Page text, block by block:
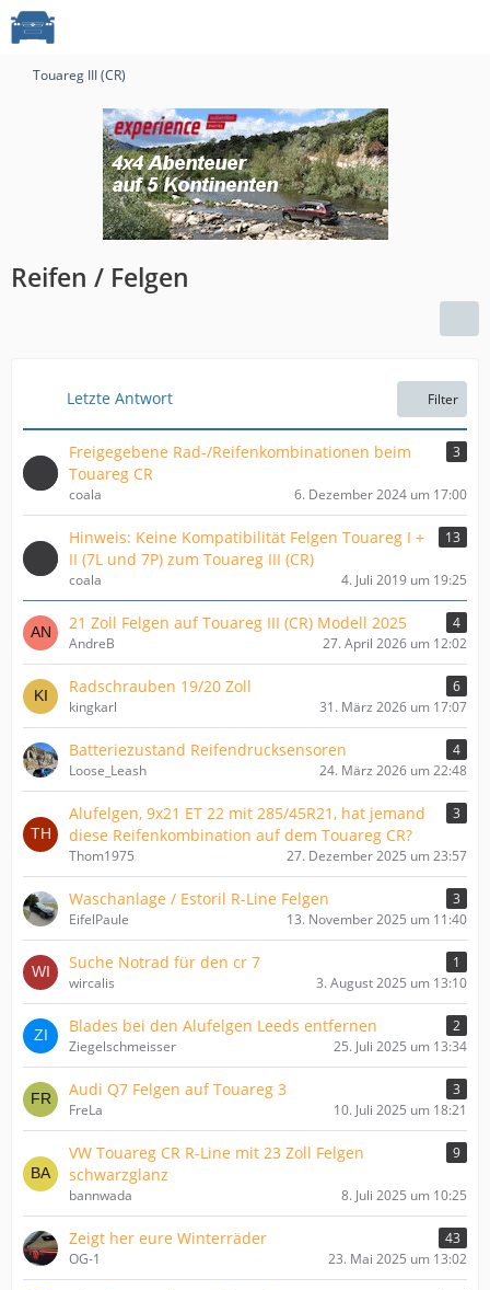
Touareg III (CR)
Reifen / Felgen
Letzte Antwort Filter
Freigegebene Rad-/Reifenkombinationen beim
Touareg CR
3
coala 6. Dezember 2024 um 17:00
Hinweis: Keine Kompatibilität Felgen Touareg I +
II (7L und 7P) zum Touareg III (CR)
13
coala 4. Juli 2019 um 19:25
21 Zoll Felgen auf Touareg III (CR) Modell 2025
4
AndreB
27. April 2026 um 12:02
Radschrauben 19/20 Zoll
6
kingkarl
31. März 2026 um 17:07
Batteriezustand Reifendrucksensoren
4
Loose_Leash
24. März 2026 um 22:48
Alufelgen, 9x21 ET 22 mit 285/45R21, hat jemand
diese Reifenkombination auf dem Touareg CR?
3
Thom1975 27. Dezember 2025 um 23:57
Waschanlage / Estoril R-Line Felgen
3
EifelPaule
13. November 2025 um 11:40
Suche Notrad für den cr 7
1
wircalis
3. August 2025 um 13:10
Blades bei den Alufelgen Leeds entfernen
2
Ziegelschmeisser
25. Juli 2025 um 13:34
Audi Q7 Felgen auf Touareg 3
3
FreLa
10. Juli 2025 um 18:21
VW Touareg CR R-Line mit 23 Zoll Felgen
schwarzglanz
9
bannwada 8. Juli 2025 um 10:25
Zeigt her eure Winterräder
43
OG-1
23. Mai 2025 um 13:02